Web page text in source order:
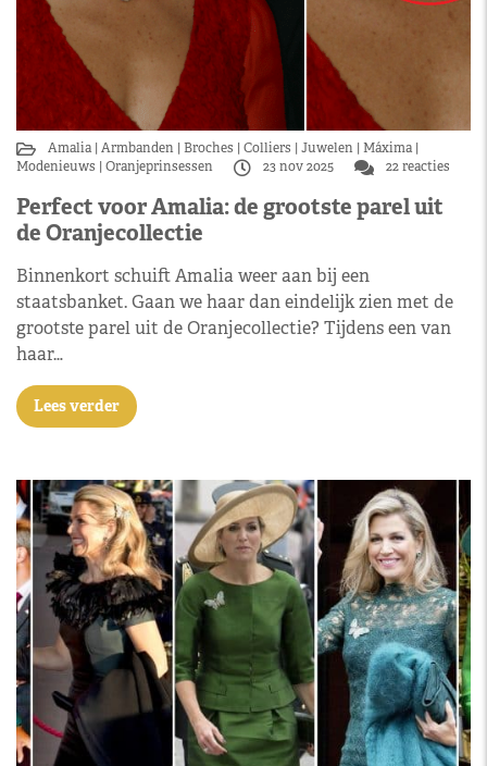
Amalia Armbanden Broches Colliers Juwelen Máxima
Modenieuws
Oranjeprinsessen 23 nov 2025 22 reacties
Perfect voor Amalia: de grootste parel uit
de Oranjecollectie
Binnenkort schuift Amalia weer aan bij een
staatsbanket. Gaan we haar dan eindelijk zien met de
grootste parel uit de Oranjecollectie? Tijdens een van
haar…
Lees verder